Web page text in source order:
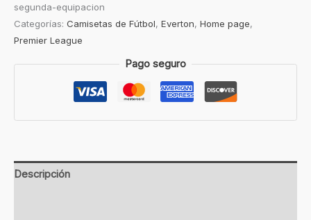
segunda-equipacion
Categorías: Camisetas de Fútbol, Everton, Home page,
Premier League
Pago seguro
Descripción